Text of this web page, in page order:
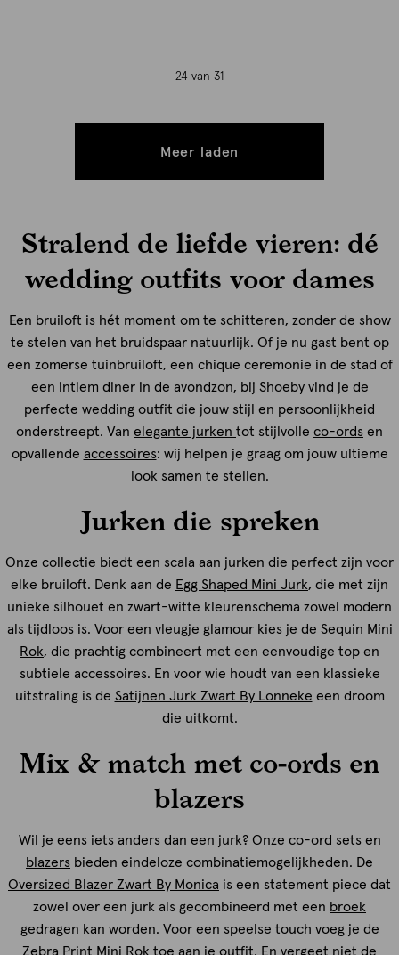
24 van 31
Meer laden
Stralend de liefde vieren: dé
wedding outfits voor dames
Een bruiloft is hét moment om te schitteren, zonder de show
te stelen van het bruidspaar natuurlijk. Of je nu gast bent op
een zomerse tuinbruiloft, een chique ceremonie in de stad of
een intiem diner in de avondzon, bij Shoeby vind je de
perfecte wedding outfit die jouw stijl en persoonlijkheid
onderstreept. Van elegante jurken tot stijlvolle co-ords en
opvallende accessoires: wij helpen je graag om jouw ultieme
look samen te stellen.
Jurken die spreken
Onze collectie biedt een scala aan jurken die perfect zijn voor
elke bruiloft. Denk aan de Egg Shaped Mini Jurk, die met zijn
unieke silhouet en zwart-witte kleurenschema zowel modern
als tijdloos is. Voor een vleugje glamour kies je de Sequin Mini
Rok, die prachtig combineert met een eenvoudige top en
subtiele accessoires. En voor wie houdt van een klassieke
uitstraling is de Satijnen Jurk Zwart By Lonneke een droom
die uitkomt.
Mix & match met co-ords en
blazers
Wil je eens iets anders dan een jurk? Onze co-ord sets en
blazers bieden eindeloze combinatiemogelijkheden. De
Oversized Blazer Zwart By Monica is een statement piece dat
zowel over een jurk als gecombineerd met een broek
gedragen kan worden. Voor een speelse touch voeg je de
Zebra Print Mini Rok toe aan je outfit. En vergeet niet de